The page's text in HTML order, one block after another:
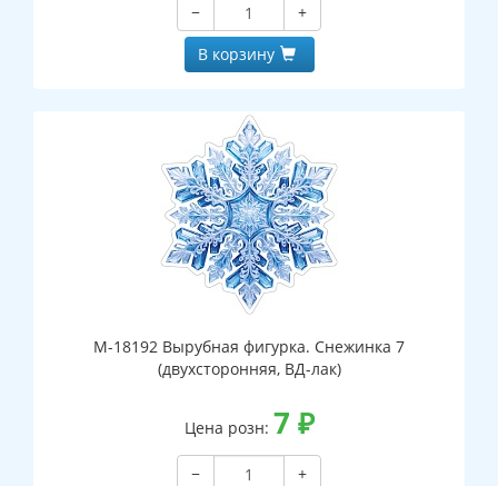
−
+
В корзину
М-18192 Вырубная фигурка. Снежинка 7
(двухсторонняя, ВД-лак)
Цена розн: 7 ₽
−
+